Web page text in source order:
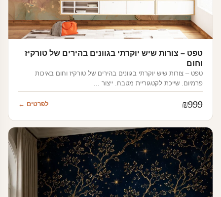
טפט – צורות שיש יוקרתי בגוונים בהירים של טורקיז
וחום
טפט – צורות שיש יוקרתי בגוונים בהירים של טורקיז וחום באיכות
פרמיום. שייכת לקטגוריית מטבח. ייצור …
₪999 לפרטים ←